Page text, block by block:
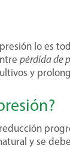
lo es
pérdida de
y
y se